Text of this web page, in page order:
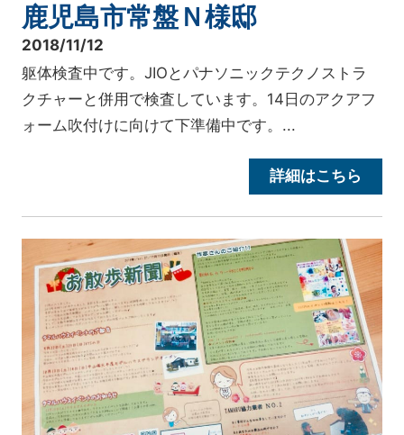
鹿児島市常盤Ｎ様邸
2018/11/12
躯体検査中です。JIOとパナソニックテクノストラ
クチャーと併用で検査しています。14日のアクアフ
ォーム吹付けに向けて下準備中です。...
詳細はこちら